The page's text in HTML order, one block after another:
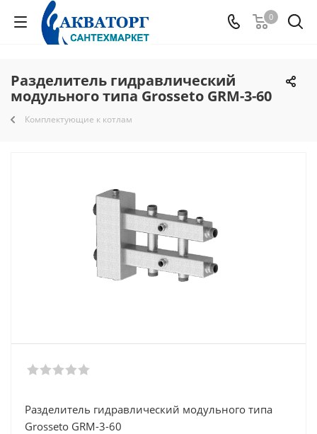
0
Разделитель гидравлический
модульного типа Grosseto GRM-3-60
Комплектующие к котлам
Разделитель гидравлический модульного типа
Grosseto GRM-3-60